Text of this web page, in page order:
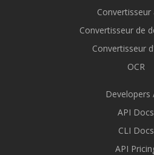
Convertisseur
Convertisseur de
Convertisseur
OCR
Developers
API Docs
CLI Docs
API